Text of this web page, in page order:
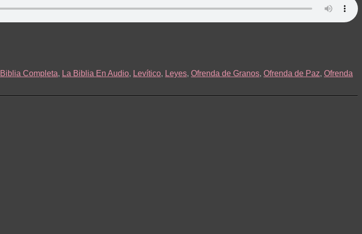
Completa, La Biblia En Audio, Levítico, Leyes, Ofrenda de Granos, Ofrenda de Paz, Ofrenda